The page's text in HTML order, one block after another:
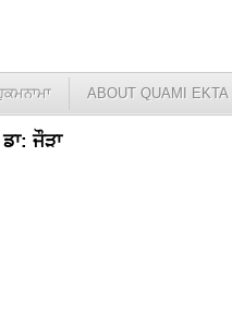
ABOUT QUAMI EKTA
ਜੌੜਾ